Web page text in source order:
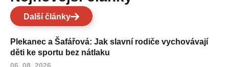
Další články
Plekanec a Šafářová: Jak slavní rodiče vychovávají
děti ke sportu bez nátlaku